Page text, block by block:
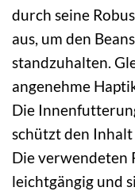
durch seine
aus, um den
standzuhalten.
angenehme
Die
schützt den
Die verwendeten
leichtgängig und